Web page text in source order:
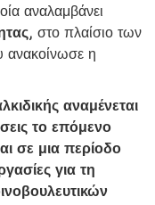
αναλαμβάνει
, στο πλαίσιο των
ανακοίνωσε η
αναμένεται
το επόμενο
σε μια περίοδο
για τη